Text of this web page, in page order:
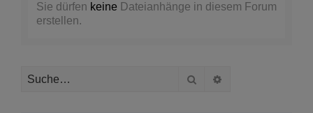
Sie dürfen keine Dateianhänge in diesem Forum
erstellen.
Suche